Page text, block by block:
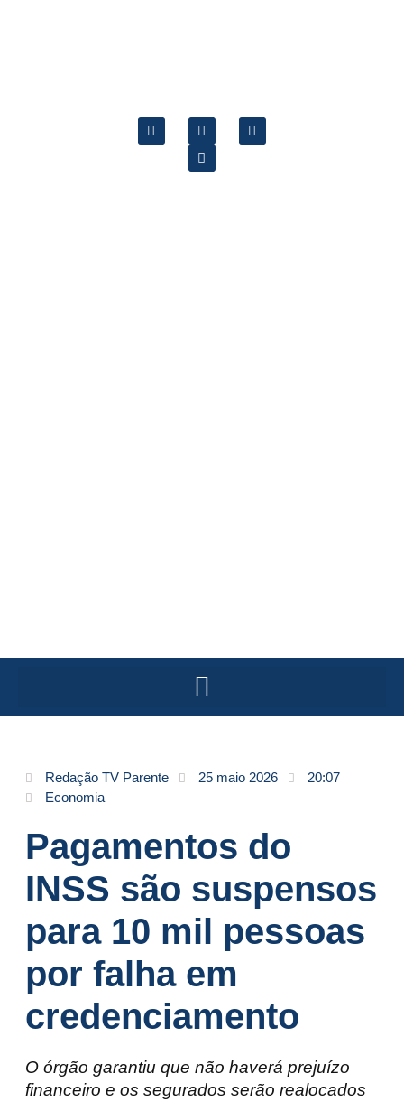
Redação TV Parente 25 maio 2026
20:07
Economia
Pagamentos do
INSS são suspensos
para 10 mil pessoas
por falha em
credenciamento
O órgão garantiu que não haverá prejuízo
financeiro e os segurados serão realocados